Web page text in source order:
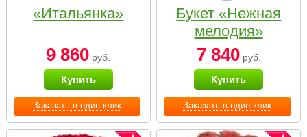
Заказать в один клик
«Итальянка»
9 860 руб.
Купить
Заказать в один клик
Букет «Нежная
мелодия»
7 840руб.
Купить